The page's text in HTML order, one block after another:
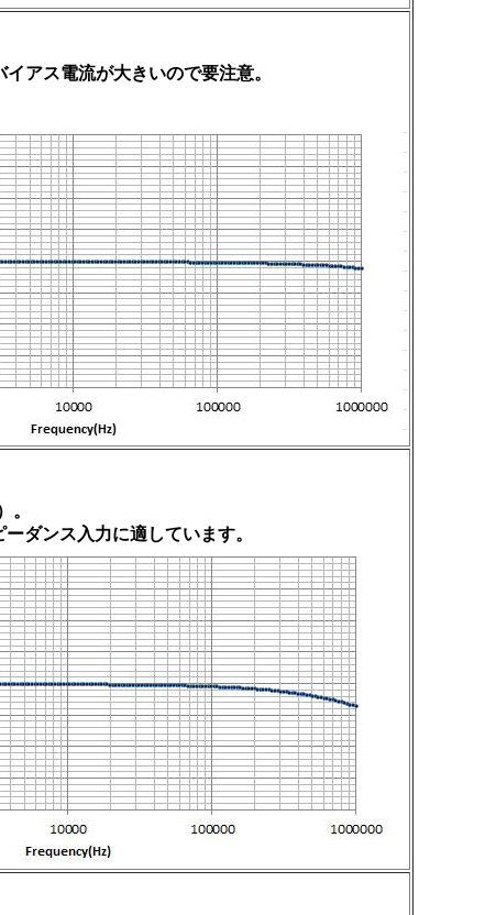
アス電流が大きいので要注意。
。
ダンス入力に適しています。